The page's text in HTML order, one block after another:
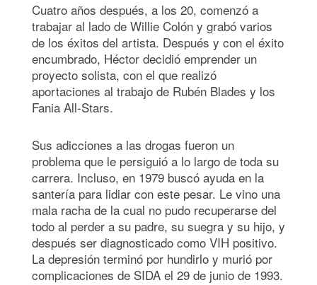
Cuatro años después, a los 20, comenzó a
trabajar al lado de Willie Colón y grabó varios
de los éxitos del artista. Después y con el éxito
encumbrado, Héctor decidió emprender un
proyecto solista, con el que realizó
aportaciones al trabajo de Rubén Blades y los
Fania All-Stars.
Sus adicciones a las drogas fueron un
problema que le persiguió a lo largo de toda su
carrera. Incluso, en 1979 buscó ayuda en la
santería para lidiar con este pesar. Le vino una
mala racha de la cual no pudo recuperarse del
todo al perder a su padre, su suegra y su hijo, y
después ser diagnosticado como VIH positivo.
La depresión terminó por hundirlo y murió por
complicaciones de SIDA el 29 de junio de 1993.